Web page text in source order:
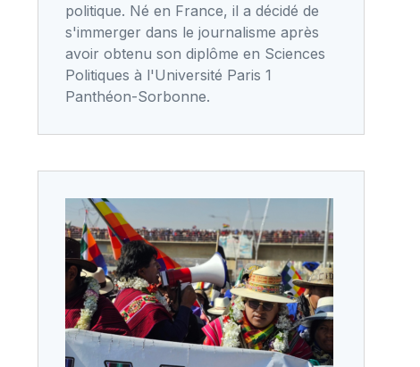
politique. Né en France, il a décidé de
s'immerger dans le journalisme après
avoir obtenu son diplôme en Sciences
Politiques à l'Université Paris 1
Panthéon-Sorbonne.